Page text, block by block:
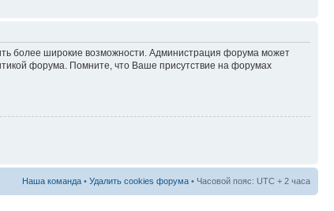
более широкие возможности. Администрация форума может
форума. Помните, что Ваше присутствие на форумах
Наша команда • Удалить cookies форума • Часовой пояс: UTC + 2 часа